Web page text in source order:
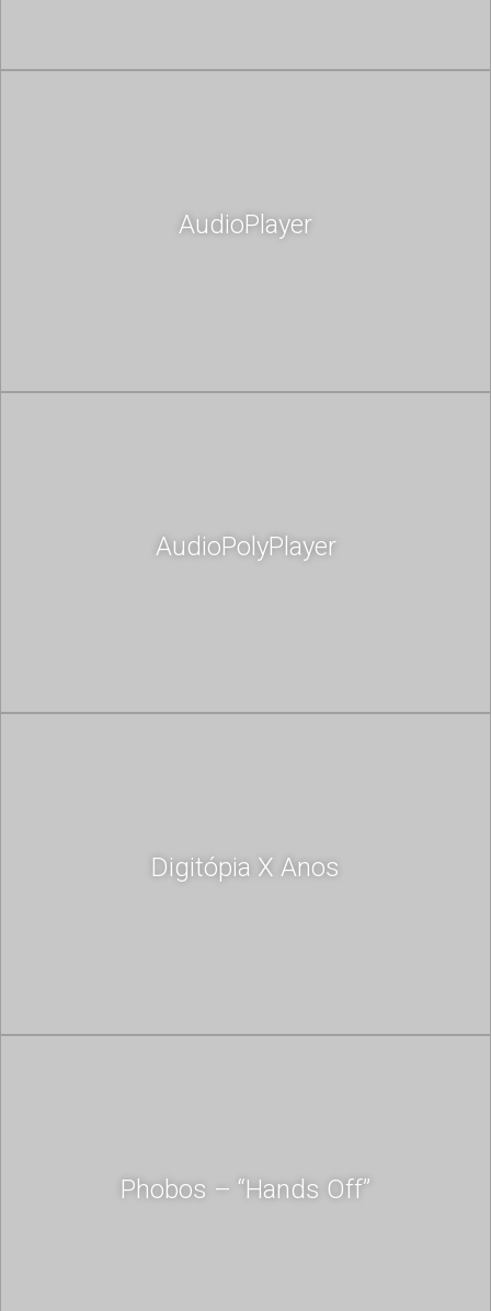
AudioPlayer
AudioPolyPlayer
Digitópia X Anos
Phobos – “Hands Off”